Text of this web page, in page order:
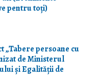
pentru toți)
„Tabere persoane cu
de Ministerul
și Egalității de